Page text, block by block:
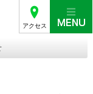
アクセス